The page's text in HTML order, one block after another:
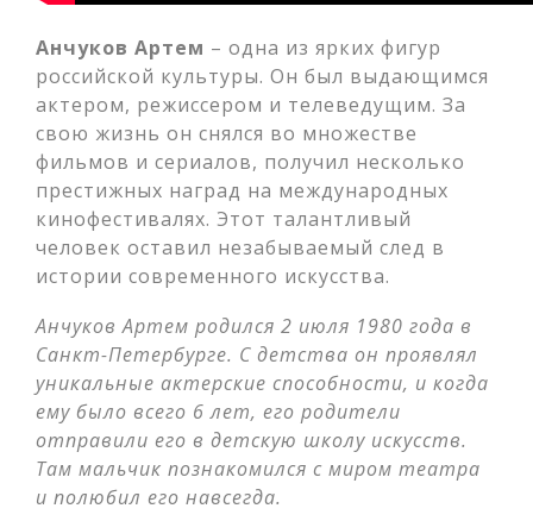
Анчуков Артем – одна из ярких фигур
российской культуры. Он был выдающимся
актером, режиссером и телеведущим. За
свою жизнь он снялся во множестве
фильмов и сериалов, получил несколько
престижных наград на международных
кинофестивалях. Этот талантливый
человек оставил незабываемый след в
истории современного искусства.
Анчуков Артем родился 2 июля 1980 года в
Санкт-Петербурге. С детства он проявлял
уникальные актерские способности, и когда
ему было всего 6 лет, его родители
отправили его в детскую школу искусств.
Там мальчик познакомился с миром театра
и полюбил его навсегда.